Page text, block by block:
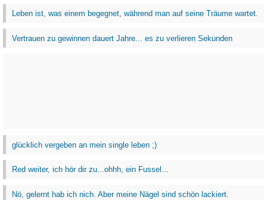
Leben ist, was einem begegnet, während man auf seine Träume wartet.
Vertrauen zu gewinnen dauert Jahre... es zu verlieren Sekunden
glücklich vergeben an mein single leben ;)
Red weiter, ich hör dir zu...ohhh, ein Fussel...
Nö, gelernt hab ich nich. Aber meine Nägel sind schön lackiert.